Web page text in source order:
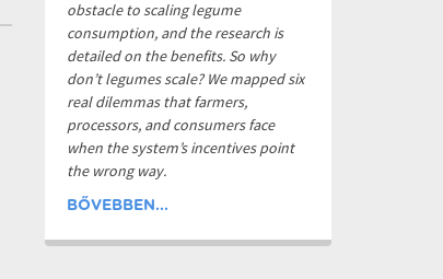
obstacle to scaling legume
consumption, and the research is
detailed on the benefits. So why
don’t legumes scale? We mapped six
real dilemmas that farmers,
processors, and consumers face
when the system’s incentives point
the wrong way.
BŐVEBBEN...